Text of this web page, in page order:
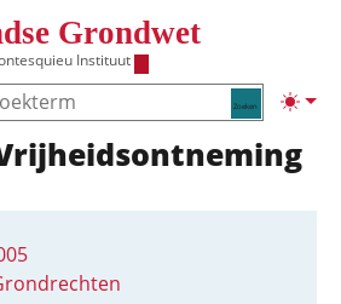
Grondwet
Instituut
Zoeken